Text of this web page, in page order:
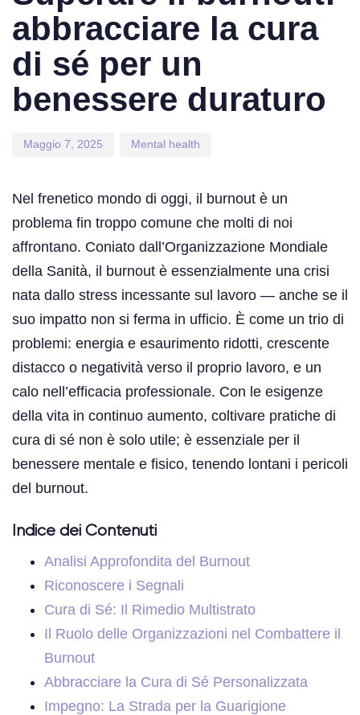
abbracciare la cura
di sé per un
benessere duraturo
Maggio 7, 2025 Mental health
Nel frenetico mondo di oggi, il burnout è un
problema fin troppo comune che molti di noi
affrontano. Coniato dall’Organizzazione Mondiale
della Sanità, il burnout è essenzialmente una crisi
nata dallo stress incessante sul lavoro — anche se il
suo impatto non si ferma in ufficio. È come un trio di
problemi: energia e esaurimento ridotti, crescente
distacco o negatività verso il proprio lavoro, e un
calo nell’efficacia professionale. Con le esigenze
della vita in continuo aumento, coltivare pratiche di
cura di sé non è solo utile; è essenziale per il
benessere mentale e fisico, tenendo lontani i pericoli
del burnout.
Indice dei Contenuti
Analisi Approfondita del Burnout
Riconoscere i Segnali
Cura di Sé: Il Rimedio Multistrato
Il Ruolo delle Organizzazioni nel Combattere il
Burnout
Abbracciare la Cura di Sé Personalizzata
Impegno: La Strada per la Guarigione